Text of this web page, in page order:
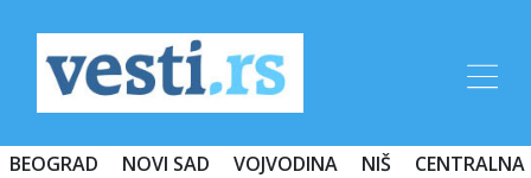
BEOGRAD NOVI SAD VOJVODINA NIŠ CENTRALNA